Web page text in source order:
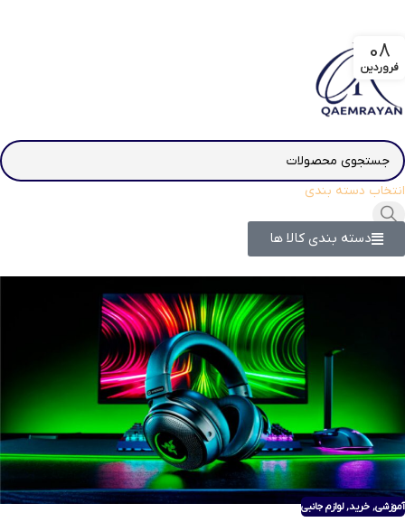
انتخاب دسته بندی
دسته بندی کالا ها
08
فروردین
آموزشی, خرید,لوازم جانبی